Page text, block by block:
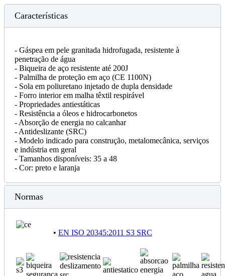
Características
- Gáspea em pele granitada hidrofugada, resistente à
penetração de água
- Biqueira de aço resistente até 200J
- Palmilha de proteção em aço (CE 1100N)
- Sola em poliuretano injetado de dupla densidade
- Forro interior em malha têxtil respirável
- Propriedades antiestáticas
- Resistência a óleos e hidrocarbonetos
- Absorção de energia no calcanhar
- Antideslizante (SRC)
- Modelo indicado para construção, metalomecânica, serviços
e indústria em geral
- Tamanhos disponíveis: 35 a 48
- Cor: preto e laranja
Normas
• EN ISO 20345:2011 S3 SRC